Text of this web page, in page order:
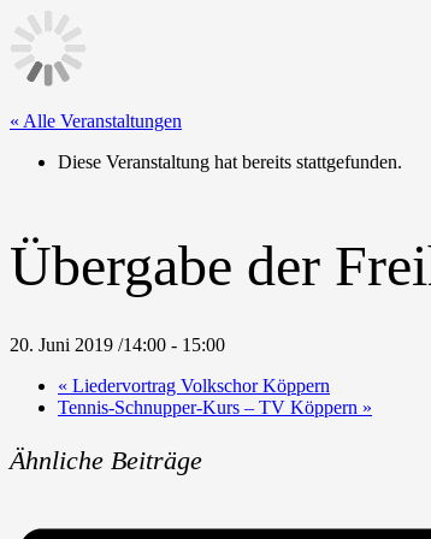
« Alle Veranstaltungen
Diese Veranstaltung hat bereits stattgefunden.
Übergabe der
20. Juni 2019 /14:00 - 15:00
« Liedervortrag Volkschor Köppern
Tennis-Schnupper-Kurs – TV Köppern »
Ähnliche Beiträge